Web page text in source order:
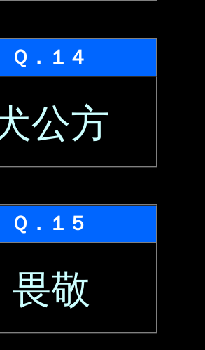
Ｑ．１４
公方
Ｑ．１５
畏敬